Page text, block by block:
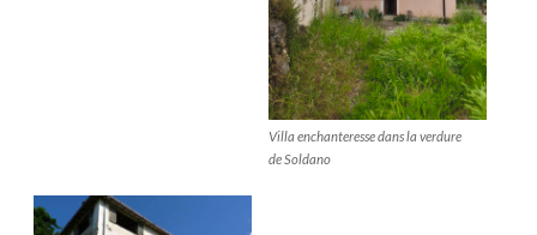
Villa enchanteresse dans la verdure
de Soldano